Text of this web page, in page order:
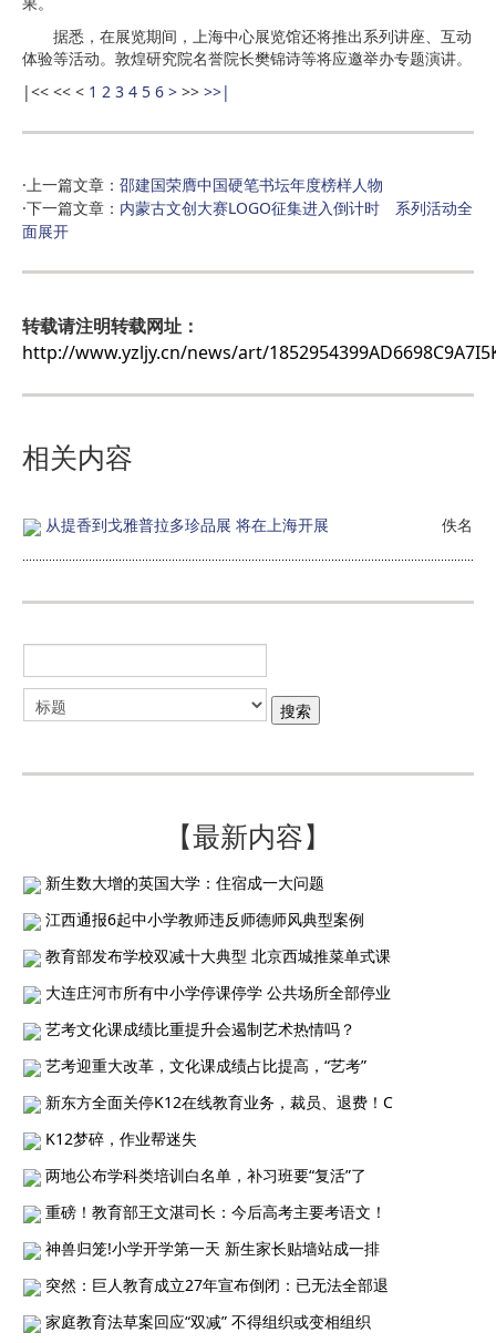
据悉，在展览期间，上海中心展览馆还将推出系列讲座、互动
体验等活动。敦煌研究院名誉院长樊锦诗等将应邀举办专题演讲。
|<< << < 1 2 3 4 5 6 > >> >>|
·上一篇文章： 邵建国荣膺中国硬笔书坛年度榜样人物
·下一篇文章： 内蒙古文创大赛LOGO征集进入倒计时 系列活动全
面展开
转载请注明转载网址：
http://www.yzljy.cn/news/art/
相关内容
从提香到戈雅普拉多珍品展 将在上海开展 佚名
【最新内容】
新生数大增的英国大学：住宿成一大问题
江西通报6起中小学教师违反师德师风典型案例
教育部发布学校双减十大典型 北京西城推菜单式课
大连庄河市所有中小学停课停学 公共场所全部停业
艺考文化课成绩比重提升会遏制艺术热情吗？
艺考迎重大改革，文化课成绩占比提高，“艺考”
新东方全面关停K12在线教育业务，裁员、退费！C
K12梦碎，作业帮迷失
两地公布学科类培训白名单，补习班要“复活”了
重磅！教育部王文湛司长：今后高考主要考语文！
神兽归笼!小学开学第一天 新生家长贴墙站成一排
突然：巨人教育成立27年宣布倒闭：已无法全部退
家庭教育法草案回应“双减” 不得组织或变相组织